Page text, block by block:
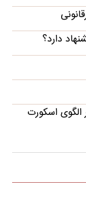
دارد؟
مانع که تکرار الگوی اسکورت